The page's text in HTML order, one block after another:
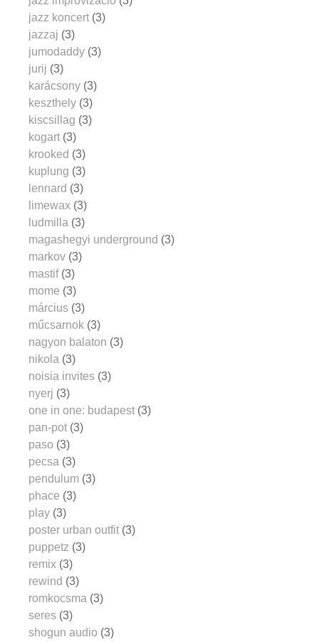
jazz koncert (3)
jazzaj (3)
jumodaddy (3)
jurij (3)
karácsony (3)
keszthely (3)
kiscsillag (3)
kogart (3)
krooked (3)
kuplung (3)
lennard (3)
limewax (3)
ludmilla (3)
magashegyi underground (3)
markov (3)
mastif (3)
mome (3)
március (3)
műcsarnok (3)
nagyon balaton (3)
nikola (3)
noisia invites (3)
nyerj (3)
one in one: budapest (3)
pan-pot (3)
paso (3)
pecsa (3)
pendulum (3)
phace (3)
play (3)
poster urban outfit (3)
puppetz (3)
remix (3)
rewind (3)
romkocsma (3)
seres (3)
shogun audio (3)